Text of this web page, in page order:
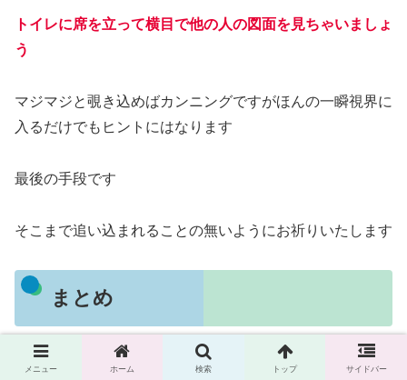
トイレに席を立って横目で他の人の図面を見ちゃいましょ
う
マジマジと覗き込めばカンニングですがほんの一瞬視界に
入るだけでもヒントにはなります
最後の手段です
そこまで追い込まれることの無いようにお祈りいたします
まとめ
僕はエスキスはしっかり書き込んだ方が良いと思います
メニュー ホーム 検索 トップ サイドバー